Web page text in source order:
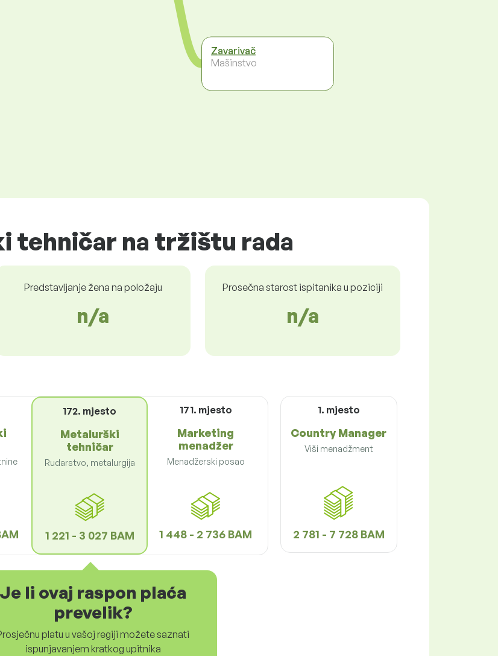
Zavarivač
Mašinstvo
tehničar na tržištu rada
Predstavljanje žena na položaju
n/a
Prosečna starost ispitanika u poziciji
n/a
172. mjesto
Metalurški
tehničar
Rudarstvo, metalurgija
1 221 - 3 027 BAM
171. mjesto
Marketing
menadžer
Menadžerski posao
1 448 - 2 736 BAM
1. mjesto
Country Manager
Viši menadžment
2 781 - 7 728 BAM
Je li ovaj raspon plaća
prevelik?
platu u vašoj regiji možete saznati
ispunjavanjem kratkog upitnika